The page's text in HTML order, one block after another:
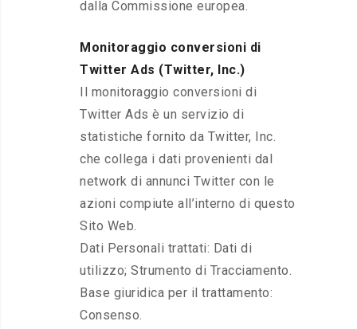
dalla Commissione europea.
Monitoraggio conversioni di
Twitter Ads (Twitter, Inc.)
Il monitoraggio conversioni di
Twitter Ads è un servizio di
statistiche fornito da Twitter, Inc.
che collega i dati provenienti dal
network di annunci Twitter con le
azioni compiute all’interno di questo
Sito Web.
Dati Personali trattati: Dati di
utilizzo; Strumento di Tracciamento.
Base giuridica per il trattamento:
Consenso.